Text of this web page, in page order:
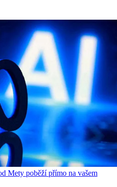
Mety poběží přímo na vašem